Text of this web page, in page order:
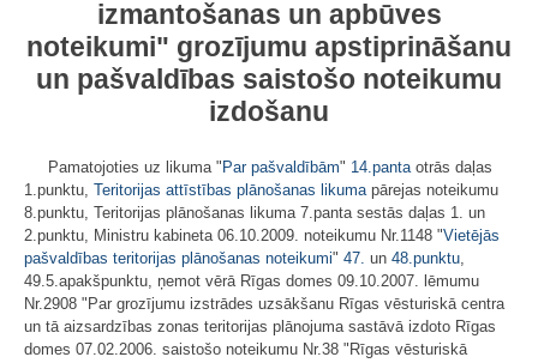
izmantošanas un apbūves
noteikumi" grozījumu apstiprināšanu
un pašvaldības saistošo noteikumu
izdošanu
Pamatojoties uz likuma " Par pašvaldībām" 14.pantaotrās daļas
1.punktu, Teritorijas attīstības plānošanas likumapārejas noteikumu
8.punktu, Teritorijas plānošanas likuma 7.panta sestās daļas 1. un
2.punktu, Ministru kabineta 06.10.2009. noteikumu Nr.1148 "Vietējās
pašvaldības teritorijas plānošanas noteikumi" 47. un 48.punktu,
49.5.apakšpunktu, ņemot vērā Rīgas domes 09.10.2007. lēmumu
Nr.2908 "Par grozījumu izstrādes uzsākšanu Rīgas vēsturiskā centra
un tā aizsardzības zonas teritorijas plānojuma sastāvā izdoto Rīgas
domes 07.02.2006. saistošo noteikumu Nr.38 "Rīgas vēsturiskā